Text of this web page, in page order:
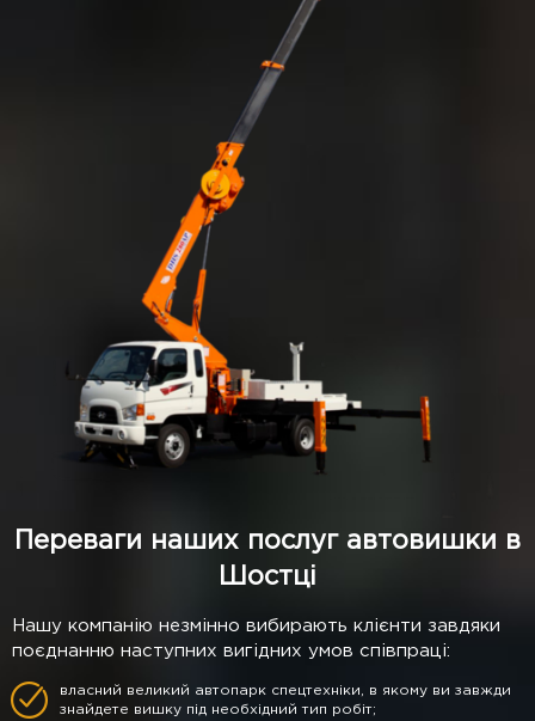
Переваги наших послуг автовишки в
Шостці
Нашу компанію незмінно вибирають клієнти завдяки
поєднанню наступних вигідних умов співпраці:
власний великий автопарк спецтехніки, в якому ви завжди
знайдете вишку під необхідний тип робіт;